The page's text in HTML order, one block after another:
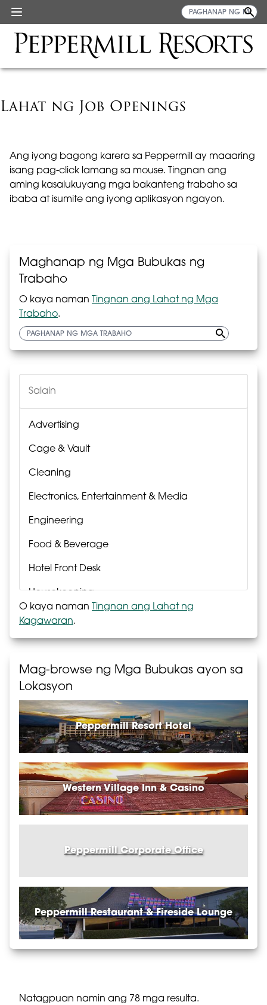
Lahat ng Job Openings
Ang iyong bagong karera sa Peppermill ay maaaring
isang pag-click lamang sa mouse. Tingnan ang
aming kasalukuyang mga bakanteng trabaho sa
ibaba at isumite ang iyong aplikasyon ngayon.
Maghanap ng Mga Bubukas ng
Trabaho
O kaya naman
Tingnan ang Lahat ng Mga
Trabaho.
Salain
Advertising
Cage & Vault
Cleaning
Electronics, Entertainment & Media
Engineering
Food & Beverage
Hotel Front Desk
Housekeeping
Laundry
Passport Rewards
Poker
Pool & Fitness
Reservations
Retail
Slots
Spa
Stewarding
Table Games
Technical Services
Transportation
O kaya naman
Tingnan ang Lahat ng
Kagawaran.
Mag-browse ng Mga Bubukas ayon sa
Lokasyon
Peppermill Resort Hotel
Western Village Inn & Casino
Peppermill Corporate Office
Peppermill Restaurant & Fireside Lounge
Natagpuan namin ang 78 mga resulta.